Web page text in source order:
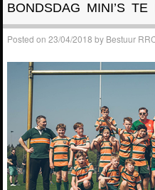
BONDSDAG MINI’S TE
Posted on23/04/2018 by Bestuur